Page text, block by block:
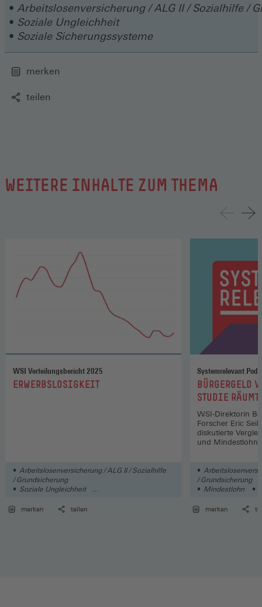
Arbeitslosenversicherung / ALG II / Sozialhilfe /
Soziale Ungleichheit
Soziale Sicherungssysteme
merken
teilen
WEITERE INHALTE ZUM THEMA
WSI Verteilungsbericht 2025
:ERWERBSLOSIGKEIT
Arbeitslosenversicherung / ALG II / Sozialhilfe
/ Grundsicherung
Soziale Ungleichheit
merken
teilen
Systemrelevant
:BÜRGERGELD
STUDIE
WSI-Direktorin
Forscher Eric
diskutierte
und Mindestlohn.
/ Grundsicherung
Mindestlohn
merken